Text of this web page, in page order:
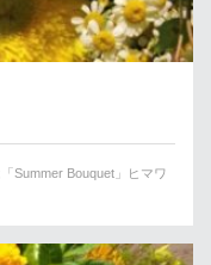
Summer Bouquet」ヒマワ